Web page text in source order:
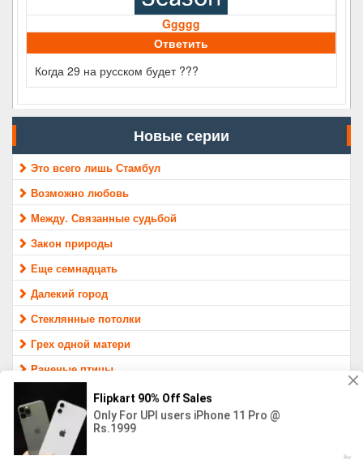
Ggggg
Ответить
Когда 29 на русском будет ???
Новые серии
Это всего лишь Стамбул
Возможно любовь
Между. Связанные судьбой
Закон природы
Еще семнадцать
Далекий город
Стеклянные потолки
Грех одной матери
Раненые птицы
МАТЕРИАЛ ПРЕДОСТАВЛЕН ТОЛЬКО ДЛЯ ОЗНАКОМЛЕНИЯ,